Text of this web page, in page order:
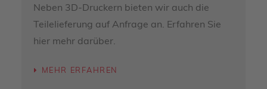
Neben 3D-Druckern bieten wir auch die
Teilelieferung auf Anfrage an. Erfahren Sie
hier mehr darüber.
MEHR ERFAHREN